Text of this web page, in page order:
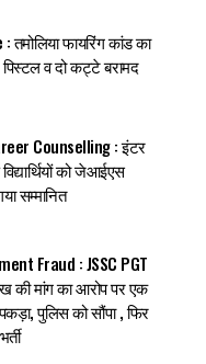
फायरिंग कांड का
पिस्टल व दो कट्टे बरामद
Counselling : इंटर
विद्यार्थियों को जेआईएस
सम्मानित
Fraud : JSSC PGT
की मांग का आरोप पर एक
पुलिस को सौंपा , फिर